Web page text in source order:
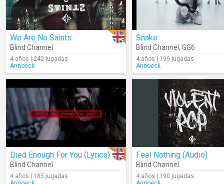
We Are No Saints
Blind Channel
4 años | 242 jugadas
Annoeck
Snake
Blind Channel , GG6
4 años | 199 jugadas
Annoeck
Died Enough For You (Lyrics)
Blind Channel
4 años | 185 jugadas
Feel Nothing (Audio)
Blind Channel
4 años | 190 jugadas